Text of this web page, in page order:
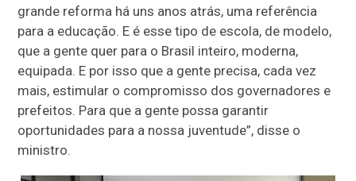
grande reforma há uns anos atrás, uma referência
para a educação. E é esse tipo de escola, de modelo,
que a gente quer para o Brasil inteiro, moderna,
equipada. E por isso que a gente precisa, cada vez
mais, estimular o compromisso dos governadores e
prefeitos. Para que a gente possa garantir
oportunidades para a nossa juventude”, disse o
ministro.